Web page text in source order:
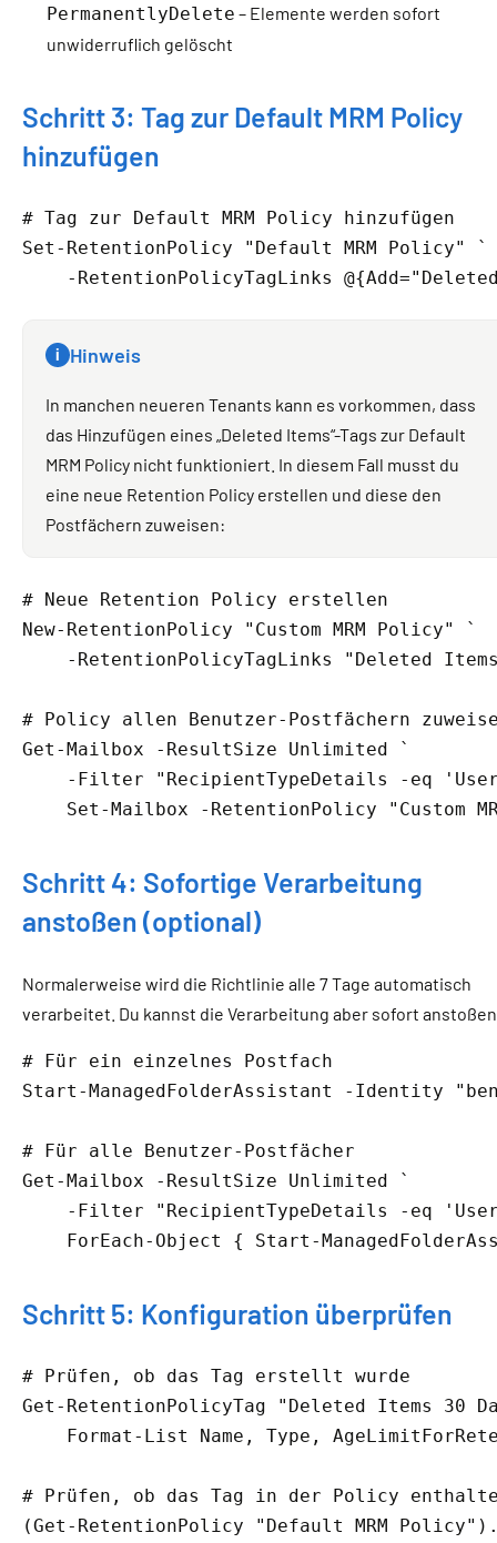
PermanentlyDelete – Elemente werden sofort
unwiderruflich gelöscht
Schritt 3: Tag zur Default MRM Policy
hinzufügen
# Tag zur Default MRM Policy hinzufügen
Set-RetentionPolicy "Default MRM Policy" `
-RetentionPolicyTagLinks
i Hinweis
In manchen neueren Tenants kann es vorkommen, dass
das Hinzufügen eines „Deleted Items“-Tags zur Default
MRM Policy nicht funktioniert. In diesem Fall musst du
eine neue Retention Policy erstellen und diese den
Postfächern zuweisen:
# Neue Retention Policy erstellen
New-RetentionPolicy "Custom MRM Policy" `
-RetentionPolicyTagLinks "Deleted
# Policy allen Benutzer-Postfächern
Get-Mailbox -ResultSize Unlimited `
-Filter "RecipientTypeDetails -eq
Set-Mailbox -RetentionPolicy "Custom
Schritt 4: Sofortige Verarbeitung
anstoßen (optional)
Normalerweise wird die Richtlinie alle 7 Tage automatisch
verarbeitet. Du kannst die Verarbeitung aber sofort
# Für ein einzelnes Postfach
Start-ManagedFolderAssistant -Identity
# Für alle Benutzer-Postfächer
Get-Mailbox -ResultSize Unlimited `
-Filter "RecipientTypeDetails -eq
ForEach-Object { Start-
Schritt 5: Konfiguration überprüfen
# Prüfen, ob das Tag erstellt wurde
Get-RetentionPolicyTag "Deleted Items 30
Format-List Name, Type,
# Prüfen, ob das Tag in der Policy
(Get-RetentionPolicy "Default MRM